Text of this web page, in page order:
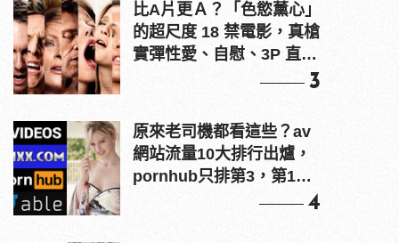
比A片更Ａ？「色慾薰心」
的超尺度 18 禁電影，真槍
實彈性愛、自慰、3P 直接
3
原來老司機都看這些？av
網站流量10大排行出爐，
pornhub只排第3，第1名
4